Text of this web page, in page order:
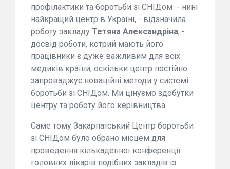
профілактики та боротьби зі СНІДом - нині
найкращий центр в Україні, - відзначила
роботу закладу Тетяна Александріна, -
досвід роботи, котрий мають його
працівники є дуже важливим для всіх
медиків країни, оскільки центр постійно
запроваджує новаційні методи у системі
боротьби зі СНІДом. Ми цінуємо здобутки
центру та роботу його керівництва.
Саме тому Закарпатський Центр боротьби
зі СНІДом було обрано місцем для
проведення кількаденної конференції
головних лікарів подібних закладів із